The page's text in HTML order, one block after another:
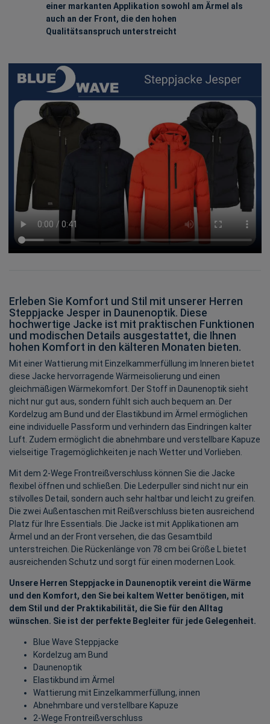
einer markanten Applikation sowohl am Ärmel als
auch an der Front, die den hohen
Qualitätsanspruch unterstreicht
Erleben Sie Komfort und Stil mit unserer Herren
Steppjacke Jesper in Daunenoptik. Diese
hochwertige Jacke ist mit praktischen Funktionen
und modischen Details ausgestattet, die Ihnen
hohen Komfort in den kälteren Monaten bieten.
Mit einer Wattierung mit Einzelkammerfüllung im Inneren bietet
diese Jacke hervorragende Wärmeisolierung und einen
gleichmäßigen Wärmekomfort. Der Stoff in Daunenoptik sieht
nicht nur gut aus, sondern fühlt sich auch bequem an. Der
Kordelzug am Bund und der Elastikbund im Ärmel ermöglichen
eine individuelle Passform und verhindern das Eindringen kalter
Luft. Zudem ermöglicht die abnehmbare und verstellbare Kapuze
vielseitige Tragemöglichkeiten je nach Wetter und Vorlieben.
Mit dem 2-Wege Frontreißverschluss können Sie die Jacke
flexibel öffnen und schließen. Die Lederpuller sind nicht nur ein
stilvolles Detail, sondern auch sehr haltbar und leicht zu greifen.
Die zwei Außentaschen mit Reißverschluss bieten ausreichend
Platz für Ihre Essentials. Die Jacke ist mit Applikationen am
Ärmel und an der Front versehen, die das Gesamtbild
unterstreichen. Die Rückenlänge von 78 cm bei Größe L bietet
ausreichenden Schutz und sorgt für einen modernen Look.
Unsere Herren Steppjacke in Daunenoptik vereint die Wärme
und den Komfort, den Sie bei kaltem Wetter benötigen, mit
dem Stil und der Praktikabilität, die Sie für den Alltag
wünschen. Sie ist der perfekte Begleiter für jede Gelegenheit.
Blue Wave Steppjacke
Kordelzug am Bund
Daunenoptik
Elastikbund im Ärmel
Wattierung mit Einzelkammerfüllung, innen
Abnehmbare und verstellbare Kapuze
2-Wege Frontreißverschluss